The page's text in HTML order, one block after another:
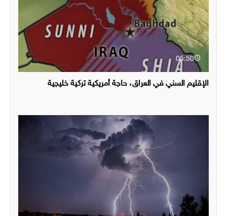
05:50
الإقليم السني في العراق، حاجة أمريكية تركية خليجية